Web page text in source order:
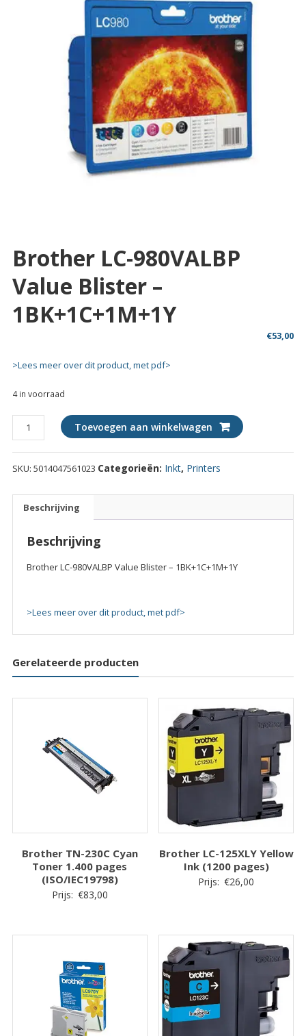
Brother LC-980VALBP
Value Blister –
1BK+1C+1M+1Y
€53,00
>Lees meer over dit product, met pdf>
4 in voorraad
Brother
LC-
980VALBP
Value
1BK+1C+1M+1Y
Toevoegen aan winkelwagen
SKU: 5014047561023 Categorieën: Inkt, Printers
Beschrijving
Beschrijving
Brother LC-980VALBP Value Blister – 1BK+1C+1M+1Y
>Lees meer over dit product, met pdf>
Gerelateerde producten
Brother TN-230C Cyan
Toner 1.400 pages
(ISO/IEC19798)
Prijs: €83,00
Brother LC-125XLY Yellow
Ink (1200 pages)
Prijs: €26,00